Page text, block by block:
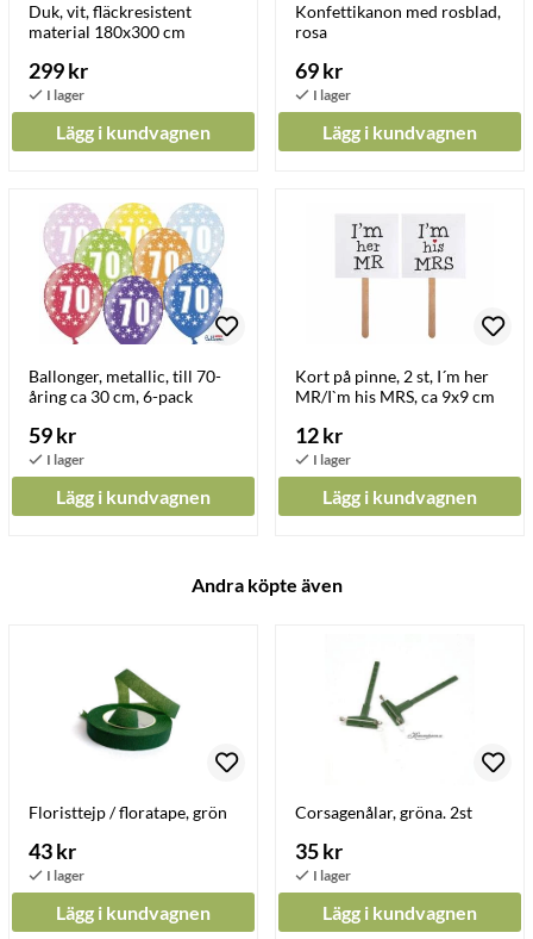
Duk, vit, fläckresistent
material 180x300 cm
299 kr
Lägg i kundvagnen
Konfettikanon med rosblad,
rosa
69 kr
Lägg i kundvagnen
Ballonger, metallic, till 70-
åring ca 30 cm, 6-pack
59 kr
Lägg i kundvagnen
Kort på pinne, 2 st, I´m her
MR/I`m his MRS, ca 9x9 cm
12 kr
Lägg i kundvagnen
Andra köpte även
Floristtejp / floratape, grön
43 kr
Lägg i kundvagnen
Corsagenålar, gröna. 2st
35 kr
Lägg i kundvagnen